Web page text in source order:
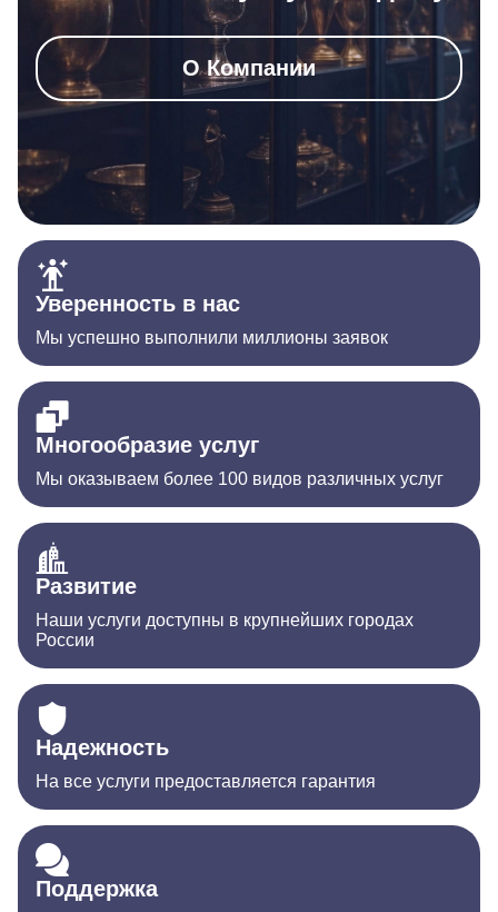
О Компании
Уверенность в нас
Мы успешно выполнили миллионы заявок
Многообразие услуг
Мы оказываем более 100 видов различных услуг
Развитие
Наши услуги доступны в крупнейших городах
России
Надежность
На все услуги предоставляется гарантия
Поддержка